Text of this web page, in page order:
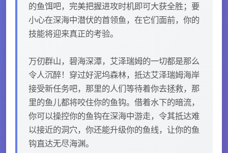
的鱼饵吧，完美把握进攻时机即可大获全胜；要
小心在深海中潜伏的首领鱼，在它们面前，你的
技能将迎来真正的考验。
万仞群山，碧海深潭，艾泽瑞姆的一切都是那么
令人沉醉！穿过好泥坞森林，抵达艾泽瑞姆海岸
接受新任务吧，那里的人们等待着你去拯救，那
里的鱼儿都将咬住你的鱼钩。借着水下的暗流，
你可以操控你的鱼钩在深海中游走，令其抵达难
以接近的洞穴，你还能升级你的鱼线，让你的鱼
钩直达无尽海渊。